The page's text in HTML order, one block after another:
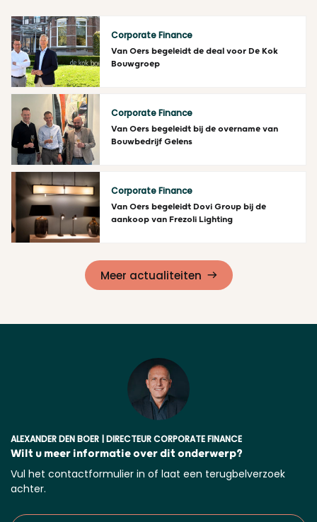
Lees meer
Corporate Finance
Van Oers begeleidt de deal voor De Kok
Bouwgroep
Lees meer
Corporate Finance
Van Oers begeleidt bij de overname van
Bouwbedrijf Gelens
Corporate Finance
Van Oers begeleidt Dovi Group bij de
aankoop van Frezoli Lighting
Meer actualiteiten
ALEXANDER DEN BOER | DIRECTEUR CORPORATE FINANCE
Wilt u meer informatie over dit onderwerp?
Vul het contactformulier in of laat een terugbelverzoek
achter.